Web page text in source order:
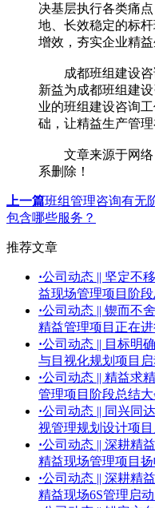
决基层执行各类痛
地、长效稳定的标
增效，夯实企业精益
成都班组建设咨
新益为成都班组建
业的班组建设咨询
础，让精益生产管
文章来源于网络
系删除！
上一篇班组管理咨询有无
包含哪些服务？
推荐文章
·公司动态 || 坚定不
益现场管理项目阶
·公司动态 || 锲而不
精益管理项目正在
·公司动态 || 目标明
与目视化规划项目
·公司动态 || 精益求
管理项目阶段总结
·公司动态 || 同兴同
视管理规划设计项
·公司动态 || 深耕精
精益现场管理项目
·公司动态 || 深耕精
精益现场6S管理启